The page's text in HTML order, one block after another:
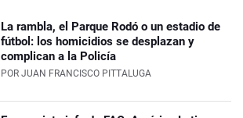
La rambla, el Parque Rodó o un estadio de
fútbol: los homicidios se desplazan y
complican a la Policía
POR JUAN FRANCISCO PITTALUGA